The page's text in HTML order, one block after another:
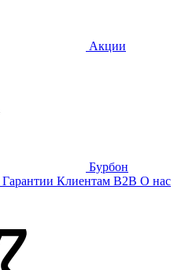
Акции
Бурбон
Гарантии Клиентам B2B О нас